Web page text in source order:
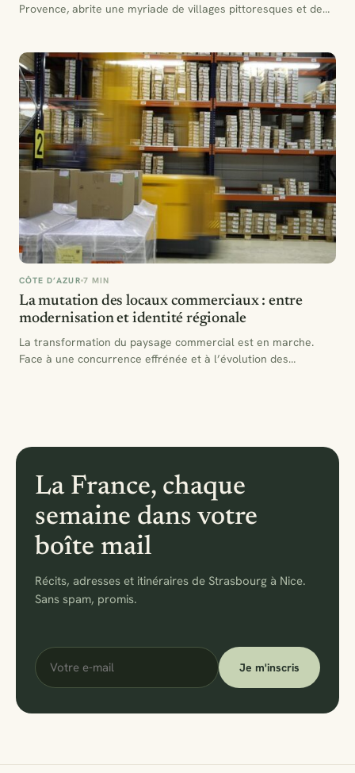
Provence, abrite une myriade de villages pittoresques et de
CÔTE D’AZUR 7 MIN
La mutation des locaux commerciaux : entre
modernisation et identité régionale
La transformation du paysage commercial est en marche.
Face à une concurrence effrénée et à l’évolution des
La France, chaque
semaine dans votre
boîte mail
Récits, adresses et itinéraires de Strasbourg à Nice.
Sans spam, promis.
Votre
e-
mail
Je m'inscris